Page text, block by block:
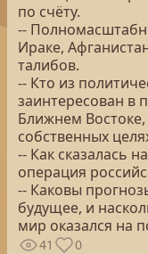
по счёту.
--
Ираке,
талибов.
-- Кто из
заинтересован в
Ближнем
собственных
-- Как сказалась
операция
-- Каковы
будущее, и
мир оказался на
41 0